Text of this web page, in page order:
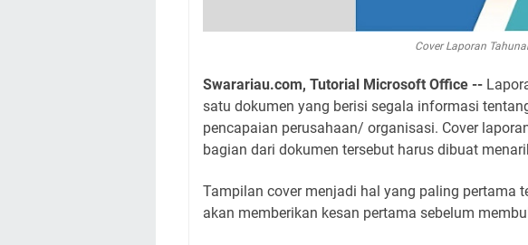
Cover Laporan
Swarariau.com, Tutorial Microsoft Office --
satu dokumen yang berisi segala informasi
pencapaian perusahaan/ organisasi. Cover
bagian dari dokumen tersebut harus dibuat
Tampilan cover menjadi hal yang paling pertama
akan memberikan kesan pertama sebelum